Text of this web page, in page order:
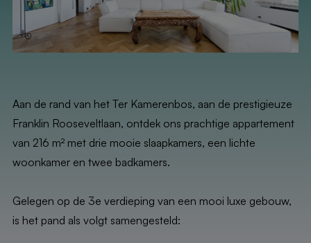
Aan de rand van het Ter Kamerenbos, aan de prestigieuze
Franklin Rooseveltlaan, ontdek ons prachtige appartement
van 216 m² met drie mooie slaapkamers, een lichte
woonkamer en twee badkamers.
Gelegen op de 3e verdieping van een mooi luxe gebouw,
is het pand als volgt samengesteld: